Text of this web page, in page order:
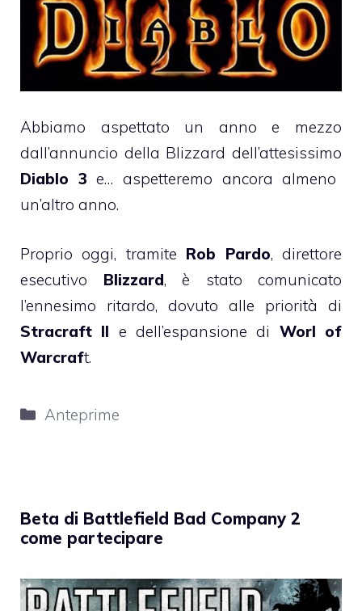
Abbiamo aspettato un anno e mezzo
dall’annuncio della Blizzard dell’attesissimo
Diablo 3 e… aspetteremo ancora almeno
un’altro anno.
Proprio oggi, tramite Rob Pardo, direttore
esecutivo Blizzard, è stato comunicato
l’ennesimo ritardo, dovuto alle priorità di
Stracraft II e dell’espansione di Worl of
Warcraft.
Categorie
Anteprime
Beta di Battlefield Bad Company 2
come partecipare